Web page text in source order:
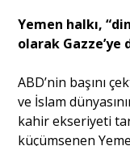
Yemen halkı,
olarak Gazze’ye
ABD’nin başını
ve İslam
kahir ekseriyeti
küçümsenen